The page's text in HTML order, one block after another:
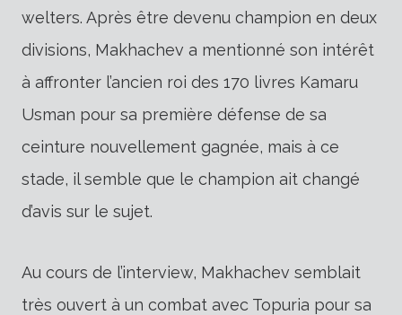
welters. Après être devenu champion en deux
divisions, Makhachev a mentionné son intérêt
à affronter l’ancien roi des 170 livres Kamaru
Usman pour sa première défense de sa
ceinture nouvellement gagnée, mais à ce
stade, il semble que le champion ait changé
d’avis sur le sujet.
Au cours de l’interview, Makhachev semblait
très ouvert à un combat avec Topuria pour sa